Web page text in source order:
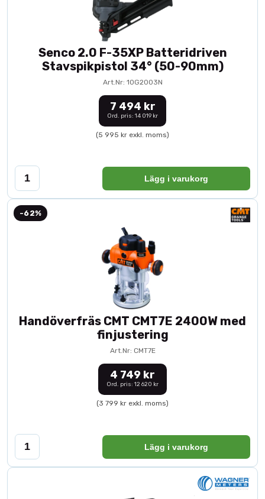
Senco 2.0 F-35XP Batteridriven
Stavspikpistol 34° (50-90mm)
Art.Nr: 10G2003N
7 494 kr
Ord. pris: 14 019 kr
(5 995 kr exkl. moms)
Lägg i varukorg
-62%
Handöverfräs CMT CMT7E 2400W med
finjustering
Art.Nr: CMT7E
4 749 kr
Ord. pris: 12 620 kr
(3 799 kr exkl. moms)
Lägg i varukorg